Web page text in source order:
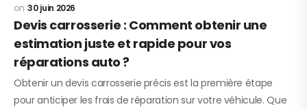
30 juin 2026
Devis carrosserie : Comment obtenir une
estimation juste et rapide pour vos
réparations auto ?
Obtenir un devis carrosserie précis est la première étape
pour anticiper les frais de réparation sur votre véhicule. Que